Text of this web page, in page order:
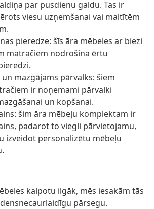
par pusdienu galdu. Tas ir
viesu uzņemšanai vai maltītēm
pieredze: šīs āra mēbeles ar biezi
matračiem nodrošina ērtu
mazgājams pārvalks: šiem
ir noņemami pārvalki
un kopšanai.
šim āra mēbeļu komplektam ir
padarot to viegli pārvietojamu,
izveidot personalizētu mēbeļu
kalpotu ilgāk, mēs iesakām tās
pārsegu.